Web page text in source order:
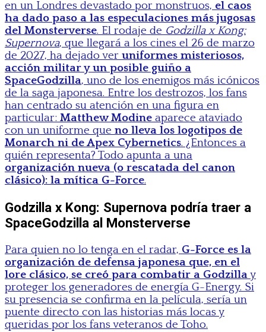
en un Londres devastado por monstruos, el caos
ha dado paso a las especulaciones más jugosas
del Monsterverse. El rodaje de Godzilla x Kong:
Supernova, que llegará a los cines el 26 de marzo
de 2027, ha dejado ver uniformes misteriosos,
acción militar y un posible guiño a
SpaceGodzilla, uno de los enemigos más icónicos
de la saga japonesa. Entre los destrozos, los fans
han centrado su atención en una figura en
particular: Matthew Modine aparece ataviado
con un uniforme que no lleva los logotipos de
Monarch ni de Apex Cybernetics. ¿Entonces a
quién representa? Todo apunta a una
organización nueva (o rescatada del canon
clásico): la mítica G-Force.
Godzilla x Kong: Supernova podría traer a
SpaceGodzilla al Monsterverse
Para quien no lo tenga en el radar, G-Force es la
organización de defensa japonesa que, en el
lore clásico, se creó para combatir a Godzillay
proteger los generadores de energía G-Energy. Si
su presencia se confirma en la película, sería un
puente directo con las historias más locas y
queridas por los fans veteranos de Toho.